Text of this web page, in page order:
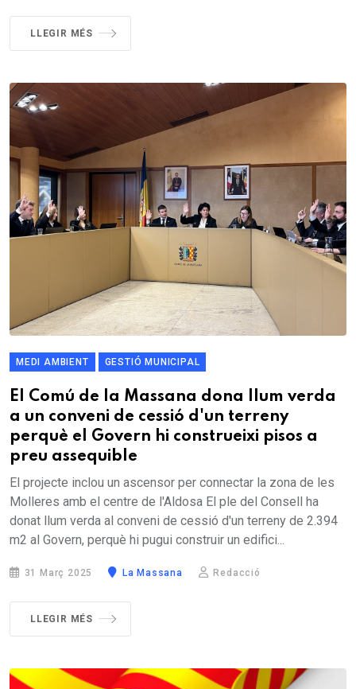
LLEGIR MÉS
MEDI AMBIENT GESTIÓ MUNICIPAL
El Comú de la Massana dona llum verda
a un conveni de cessió d'un terreny
perquè el Govern hi construeixi pisos a
preu assequible
El projecte inclou un ascensor per connectar la zona de les
Molleres amb el centre de l'Aldosa El ple del Consell ha
donat llum verda al conveni de cessió d'un terreny de 2.394
m2 al Govern, perquè hi pugui construir un edifici...
31 Març 2025 La Massana Redacció
LLEGIR MÉS